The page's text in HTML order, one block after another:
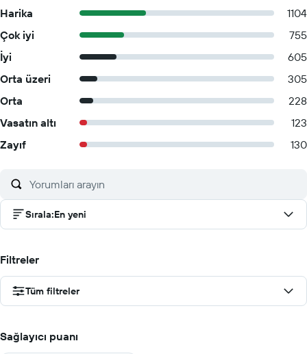
Harika
1104
Çok iyi
755
İyi
605
Orta üzeri
305
Orta
228
Vasatın altı
123
Zayıf
130
Sırala:En yeni
Filtreler
Tüm filtreler
Sağlayıcı puanı